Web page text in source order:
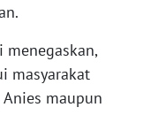
menegaskan,
masyarakat
maupun